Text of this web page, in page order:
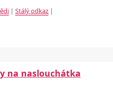
|Stálý odkaz |
na naslouchátka